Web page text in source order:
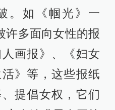
。如《帼光》一
许多面向女性的报
画报》、《妇女
》等，这些报纸
提倡女权，它们